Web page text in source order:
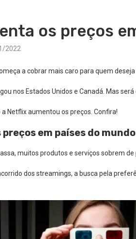
os preços
2022
a cobrar mais caro para quem
nos Estados Unidos e Canadá. Mas
Netflix aumentou os preços. Confira!
em países do mundo
muitos produtos e serviços sobrem de
dos streamings, a busca pela